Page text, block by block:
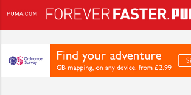
negócios poderosa para a
vi...
custando dezenas de
empresas todos os anos.
desafio, a SITA adquiriu a
responsável pelo OCC
(OCCam), e irá expandir a